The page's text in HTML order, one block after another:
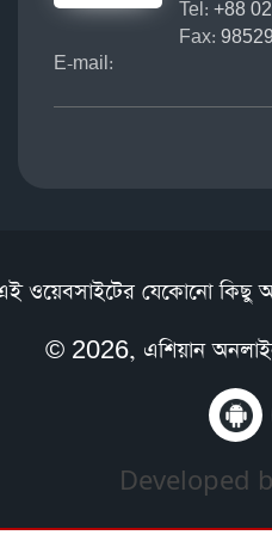
Tel: +88
Fax:
E-mail:
ওয়েবসাইটের যেকোনো কিছু
© 2026, এশিয়ান
Developed